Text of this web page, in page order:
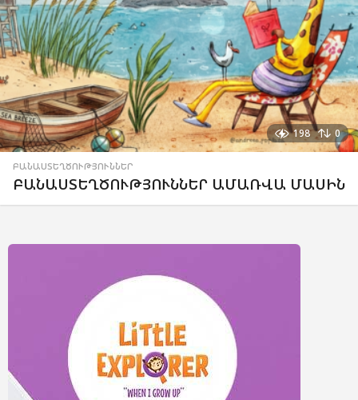
198 0
ԲԱՆԱՍՏԵՂԾՈՒԹՅՈՒՆՆԵՐ
ԲԱՆԱՍՏԵՂԾՈՒԹՅՈՒՆՆԵՐ ԱՄԱՌՎԱ ՄԱՍԻՆ